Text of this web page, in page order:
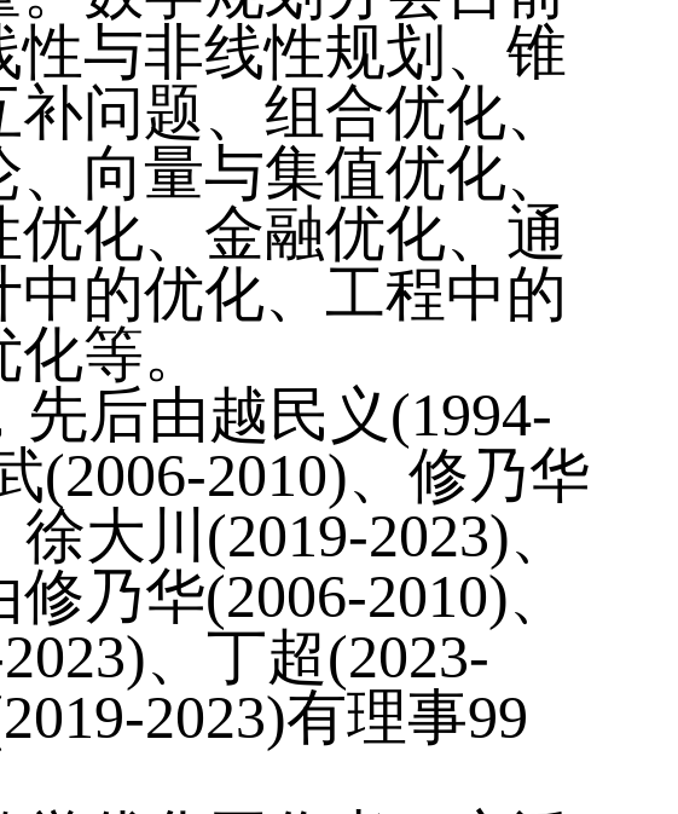
与非线性规划、锥
问题、组合优化、
向量与集值优化、
化、金融优化、通
的优化、工程中的
等。
后由越民义(1994-
(2006-2010)、修乃华
大川(2019-2023)、
乃华(2006-2010)、
、丁超(2023-
2023)有理事99